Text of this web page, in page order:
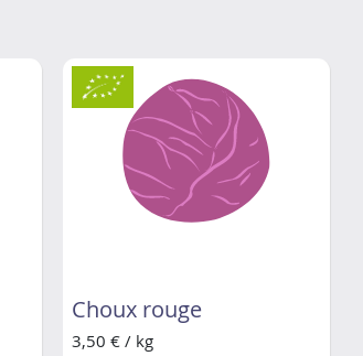
Choux rouge
3,50 € / kg